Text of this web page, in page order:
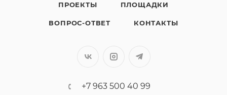
ПРОЕКТЫ ПЛОЩАДКИ
ВОПРОС-ОТВЕТ КОНТАКТЫ
+7 963 500 40 99